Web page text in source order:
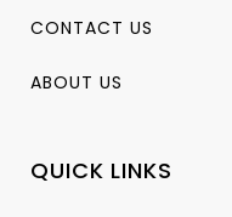
CONTACT US
ABOUT US
QUICK LINKS